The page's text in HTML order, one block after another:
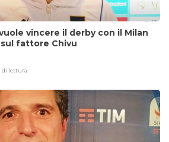
vuole vincere il derby con il Milan
fattore Chivu
di lettura